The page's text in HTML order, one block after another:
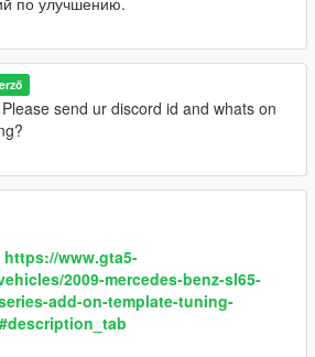
Please send ur discord id and whats on
https://www.gta5-
2009-mercedes-benz-sl65-
add-on-template-tuning-